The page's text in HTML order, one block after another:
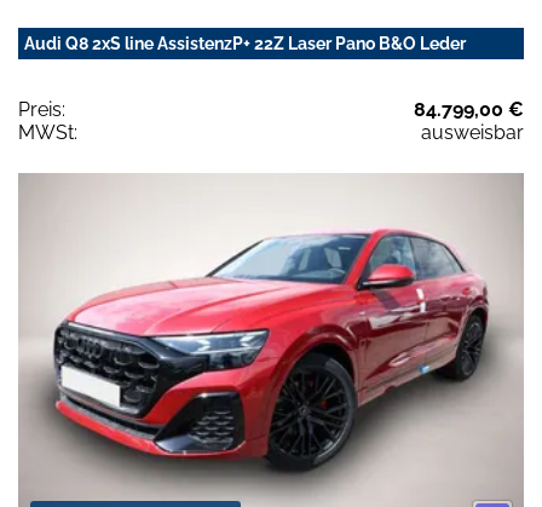
Audi Q8 2xS line AssistenzP+ 22Z Laser Pano B&O Leder
Preis:
84.799,00 €
MWSt:
ausweisbar